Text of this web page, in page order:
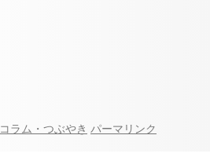
ラム・つぶやき パーマリンク